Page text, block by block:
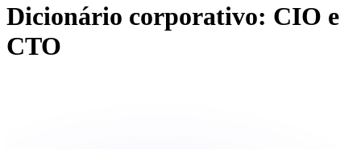
Dicionário corporativo: CIO e
CTO